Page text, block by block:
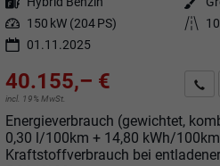
Leistung 150 kW (204 PS) Kilometerstand
01.11.2025
40.155,– €
incl. 19% MwSt.
Energieverbrauch (gewichtet,
0,30 l/100km + 14,80 kWh/100km
Kraftstoffverbrauch bei